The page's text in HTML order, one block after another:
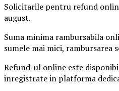
Solicitarile pentru refund
august.
Suma minima rambursabila
sumele mai mici, rambursarea
Refund-ul online este
inregistrate in platforma